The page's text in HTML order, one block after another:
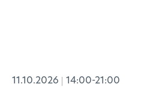
11.10.2026 14:00-21:00